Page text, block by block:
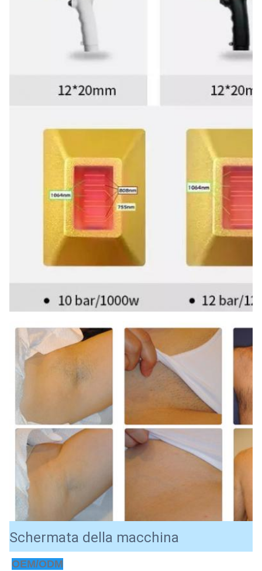
Schermata della macchina
OEM/ODM